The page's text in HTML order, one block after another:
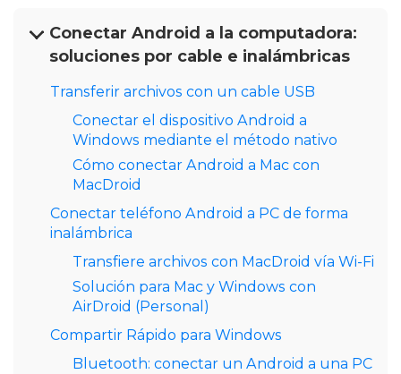
Conectar Android a la computadora:
soluciones por cable e inalámbricas
Transferir archivos con un cable USB
Conectar el dispositivo Android a
Windows mediante el método nativo
Cómo conectar Android a Mac con
MacDroid
Conectar teléfono Android a PC de forma
inalámbrica
Transfiere archivos con MacDroid vía Wi-Fi
Solución para Mac y Windows con
AirDroid (Personal)
Compartir Rápido para Windows
Bluetooth: conectar un Android a una PC